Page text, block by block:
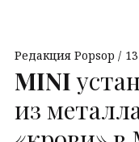
Редакция Popsop
MINI
из